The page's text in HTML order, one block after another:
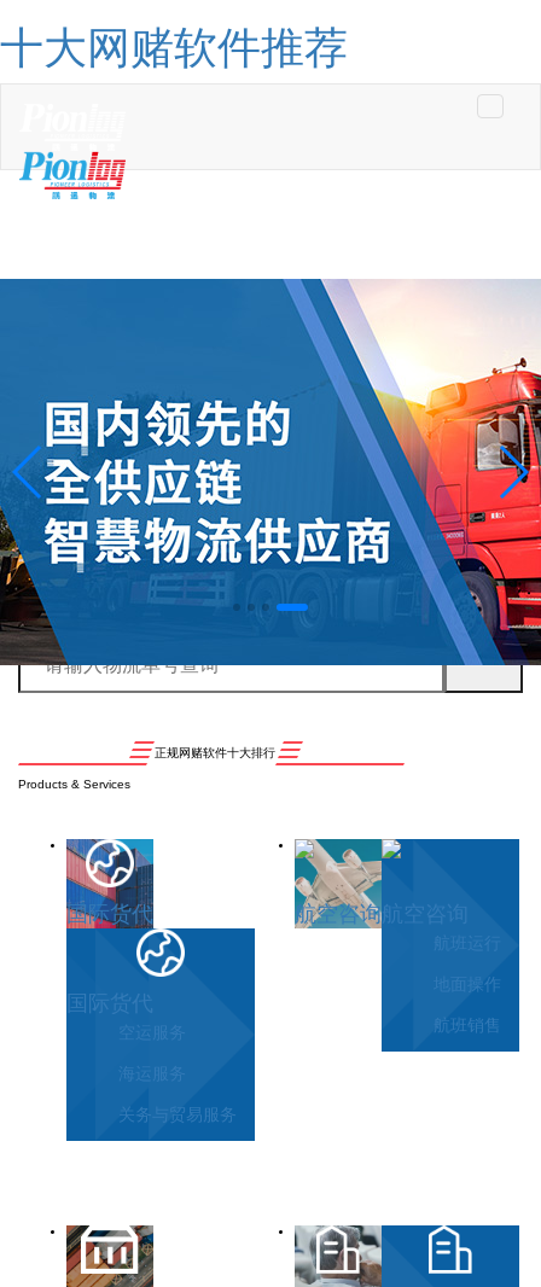
十大网赌软件推荐
正规网赌软件十大排行
Products & Services
国际货代
国际货代
空运服务
海运服务
关务与贸易服务
航空咨询航空咨询
航班运行
地面操作
航班销售